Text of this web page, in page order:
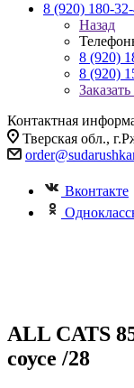
8 (920) 180-
Назад
8 (920)
8 (920)
Контактная
Тверская обл.,
Вконтакте
ALL CATS
соусе /28